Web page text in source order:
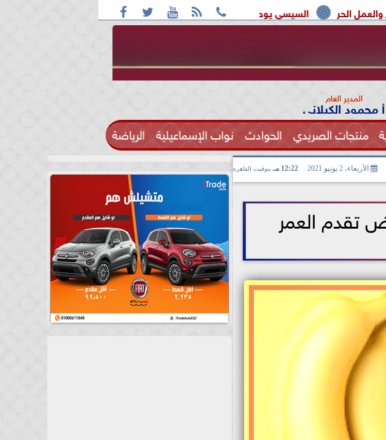
     ترامب مجلس السلام العالمي ينزع سلاح حماس السيسي يوحد السودان و ليبيا و اليمن
المدير العام
أ محمود الكيلاني
منتجات الصريدي الحوادث نواب الإسماعيلية الرياضة
الأربعاء، 2 يونيو 2021 12:22 مـ بتوقيت القاهرة
تقدم العمر